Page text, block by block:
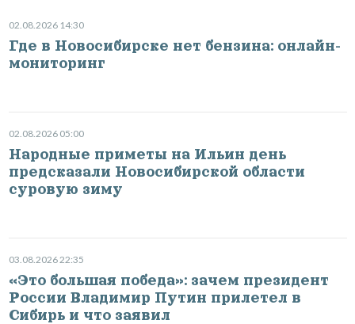
02.08.2026 14:30
Где в Новосибирске нет бензина: онлайн-
мониторинг
02.08.2026 05:00
Народные приметы на Ильин день
предсказали Новосибирской области
суровую зиму
03.08.2026 22:35
«Это большая победа»: зачем президент
России Владимир Путин прилетел в
Сибирь и что заявил